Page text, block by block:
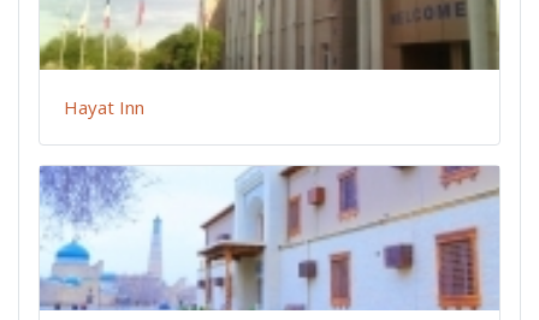
Hayat Inn